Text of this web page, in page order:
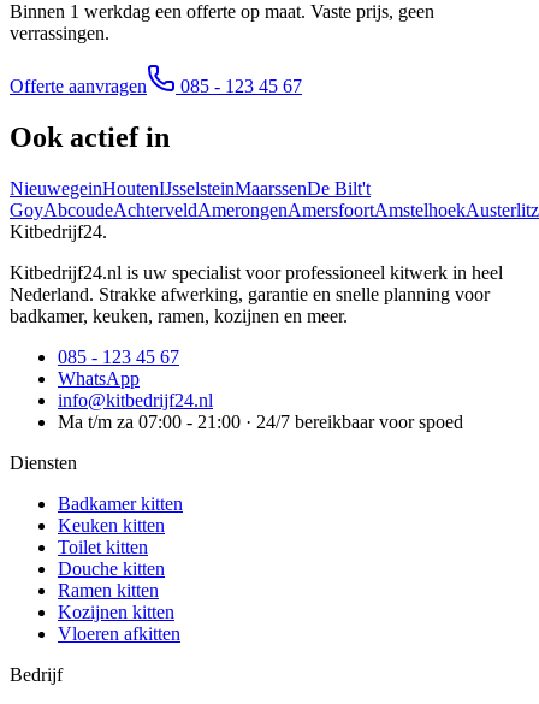
Binnen 1 werkdag een offerte op maat. Vaste prijs, geen
verrassingen.
Offerte aanvragen 085 - 123 45 67
Ook actief in
NieuwegeinHoutenIJsselsteinMaarssenDe Bilt't
GoyAbcoudeAchterveldAmerongenAmersfoortAmstelhoekAusterlitz
Kitbedrijf24.
Kitbedrijf24.nl is uw specialist voor professioneel kitwerk in heel
Nederland. Strakke afwerking, garantie en snelle planning voor
badkamer, keuken, ramen, kozijnen en meer.
085 - 123 45 67
WhatsApp
info@kitbedrijf24.nl
Ma t/m za 07:00 - 21:00 · 24/7 bereikbaar voor spoed
Diensten
Badkamer kitten
Keuken kitten
Toilet kitten
Douche kitten
Ramen kitten
Kozijnen kitten
Vloeren afkitten
Bedrijf